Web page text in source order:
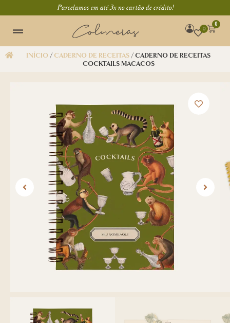
Parcelamos em até 3x no cartão de crédito!
0
0
INÍCIO/CADERNO DE RECEITAS/ CADERNO DE RECEITAS
COCKTAILS MACACOS